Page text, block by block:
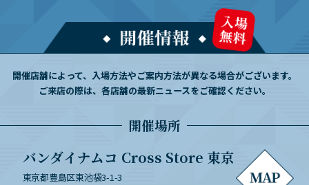
開催店舗によって、入場方法やご案内方法が異なる場合がございます。
ご来店の際は、各店舗の最新ニュースをご確認ください。
開催場所
バンダイナムコ Cross Store 東京
東京都豊島区東池袋3-1-3